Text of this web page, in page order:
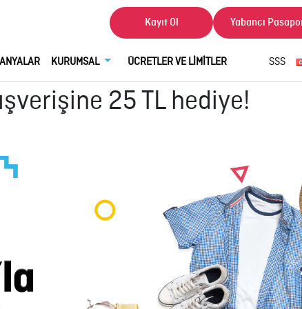
Kayıt Ol Yabancı
KURUMSAL ÜCRETLER VE LİMİTLER SSS
25 TL hediye!